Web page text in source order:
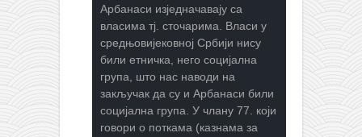
Арбанаси изједначавају са
власима тј. сточарима. Власи у
средњовијековној Србији нису
били етничка, него социјална
група, што нас наводи на
закључак да су и Арбанаси били
социјална група. У члану 77. који
говори о поткама (казнама за